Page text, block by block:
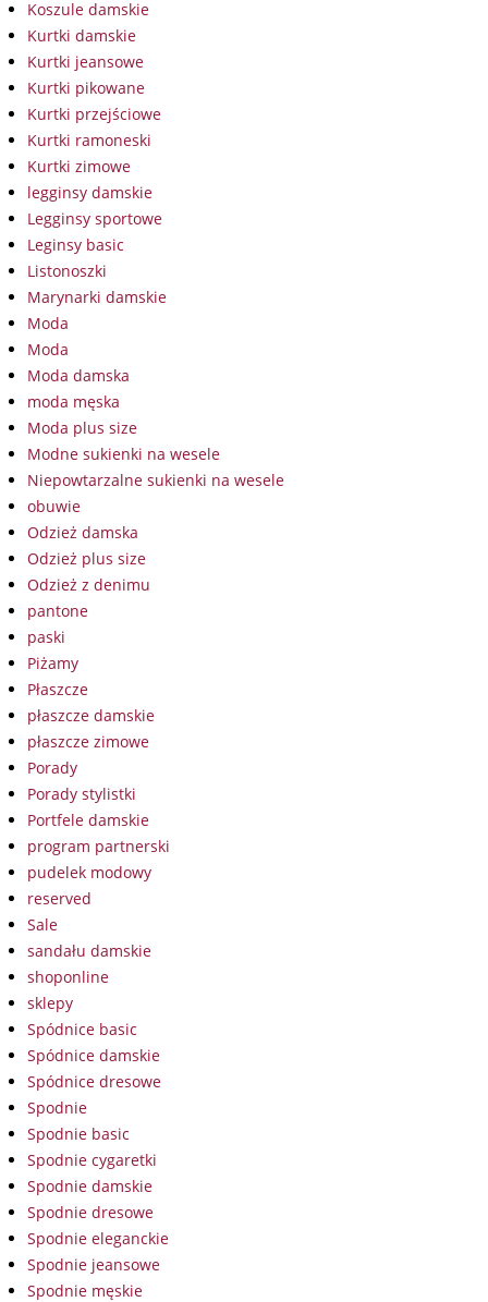
Koszule damskie
Kurtki damskie
Kurtki jeansowe
Kurtki pikowane
Kurtki przejściowe
Kurtki ramoneski
Kurtki zimowe
legginsy damskie
Legginsy sportowe
Leginsy basic
Listonoszki
Marynarki damskie
Moda
Moda
Moda damska
moda męska
Moda plus size
Modne sukienki na wesele
Niepowtarzalne sukienki na wesele
obuwie
Odzież damska
Odzież plus size
Odzież z denimu
pantone
paski
Piżamy
Płaszcze
płaszcze damskie
płaszcze zimowe
Porady
Porady stylistki
Portfele damskie
program partnerski
pudelek modowy
reserved
Sale
sandału damskie
shoponline
sklepy
Spódnice basic
Spódnice damskie
Spódnice dresowe
Spodnie
Spodnie basic
Spodnie cygaretki
Spodnie damskie
Spodnie dresowe
Spodnie eleganckie
Spodnie jeansowe
Spodnie męskie